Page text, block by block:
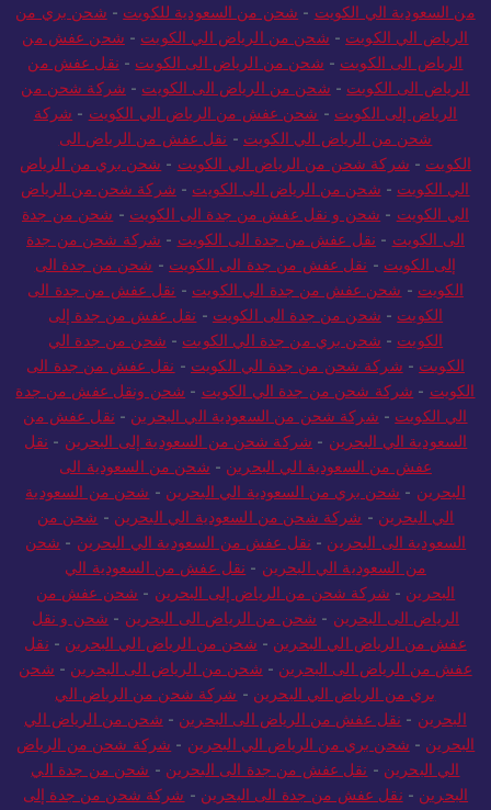
من السعودية الي الكويت - شحن من السعودية للكويت - شحن بري من
الرياض الي الكويت - شحن من الرياض الي الكويت - شحن عفش من
الرياض الى الكويت - شحن من الرياض الى الكويت - نقل عفش من
الرياض الى الكويت - شحن من الرياض الى الكويت - شركة شحن من
الرياض إلى الكويت - شحن عفش من الرياض الي الكويت - شركة
شحن من الرياض الي الكويت - نقل عفش من الرياض الى
الكويت - شركة شحن من الرياض الي الكويت - شحن بري من الرياض
الي الكويت - شحن من الرياض الى الكويت - شركة شحن من الرياض
الي الكويت - شحن و نقل عفش من جدة الى الكويت - شحن من جدة
الى الكويت - نقل عفش من جدة الى الكويت - شركة شحن من جدة
إلى الكويت - نقل عفش من جدة الى الكويت - شحن من جدة الى
الكويت - شحن عفش من جدة الي الكويت - نقل عفش من جدة الى
الكويت - شحن من جدة الى الكويت - نقل عفش من جدة إلى
الكويت - شحن بري من جدة الي الكويت - شحن من جدة الي
الكويت - شركة شحن من جدة الي الكويت - نقل عفش من جدة الى
الكويت - شركة شحن من جدة الي الكويت - شحن ونقل عفش من جدة
الي الكويت - شركة شحن من السعودية الي البحرين - نقل عفش من
السعودية الي البحرين - شركة شحن من السعودية إلى البحرين - نقل
عفش من السعودية الي البحرين - شحن من السعودية الى
البحرين - شحن بري من السعودية الي البحرين - شحن من السعودية
الي البحرين - شركة شحن من السعودية الي البحرين - شحن من
السعودية الى البحرين - نقل عفش من السعودية الي البحرين - شحن
من السعودية الي البحرين - نقل عفش من السعودية الي
البحرين - شركة شحن من الرياض إلى البحرين - شحن عفش من
الرياض الى البحرين - شحن من الرياض الى البحرين - شحن و نقل
عفش من الرياض الي البحرين - شحن من الرياض الي البحرين - نقل
عفش من الرياض الى البحرين - شحن من الرياض الى البحرين - شحن
بري من الرياض الي البحرين - شركة شحن من الرياض الي
البحرين - نقل عفش من الرياض الى البحرين - شحن من الرياض الي
البحرين - شحن بري من الرياض الي البحرين - شركة شحن من الرياض
الي البحرين - نقل عفش من جدة الى البحرين - شحن من جدة الي
البحرين - نقل عفش من جدة الى البحرين - شركة شحن من جدة إلى